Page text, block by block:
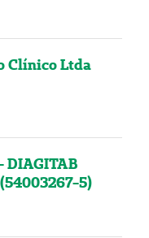
Clínico Ltda
DIAGITAB
5)